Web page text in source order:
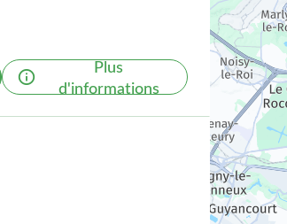
Plus
d'informations